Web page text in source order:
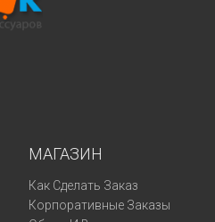
МАГАЗИН
Как Сделать Заказ
Корпоративные Заказы